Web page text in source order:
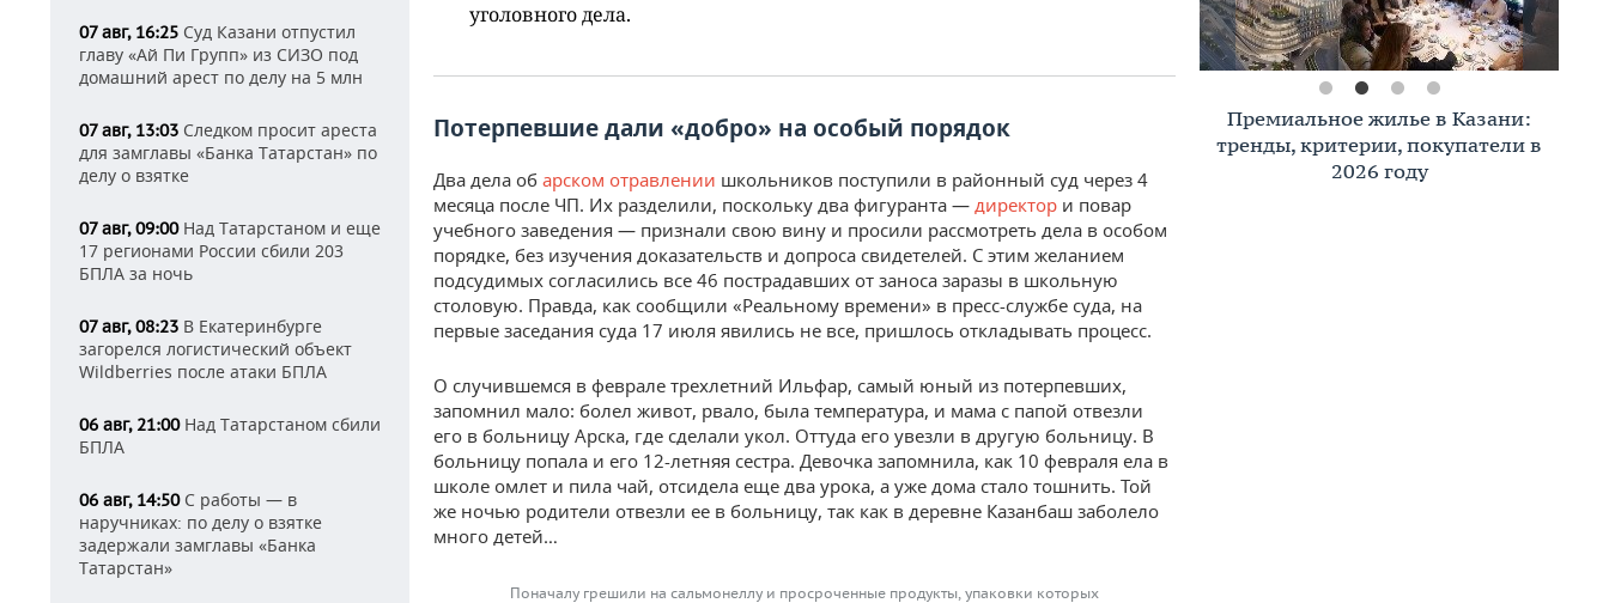
07 авг, 16:25 Суд Казани отпустил
главу «Ай Пи Групп» из СИЗО под
домашний арест по делу на 5 млн
07 авг, 13:03 Следком просит ареста
для замглавы «Банка Татарстан» по
делу о взятке
07 авг, 09:00Над Татарстаном и еще
17 регионами России сбили 203
БПЛА за ночь
07 авг, 08:23 В Екатеринбурге
загорелся логистический объект
Wildberries после атаки БПЛА
06 авг, 21:00Над Татарстаном сбили
БПЛА
06 авг, 14:50С работы — в
наручниках: по делу о взятке
задержали замглавы «Банка
Татарстан»
уголовного дела.
Потерпевшие дали «добро» на особый порядок
Два дела об арском отравлении школьников поступили в районный суд через 4
месяца после ЧП. Их разделили, поскольку два фигуранта — директор и повар
учебного заведения — признали свою вину и просили рассмотреть дела в особом
порядке, без изучения доказательств и допроса свидетелей. С этим желанием
подсудимых согласились все 46 пострадавших от заноса заразы в школьную
столовую. Правда, как сообщили «Реальному времени» в пресс-службе суда, на
первые заседания суда 17 июля явились не все, пришлось откладывать процесс.
О случившемся в феврале трехлетний Ильфар, самый юный из потерпевших,
запомнил мало: болел живот, рвало, была температура, и мама с папой отвезли
его в больницу Арска, где сделали укол. Оттуда его увезли в другую больницу. В
больницу попала и его 12-летняя сестра. Девочка запомнила, как 10 февраля ела в
школе омлет и пила чай, отсидела еще два урока, а уже дома стало тошнить. Той
же ночью родители отвезли ее в больницу, так как в деревне Казанбаш заболело
много детей…
Поначалу грешили на сальмонеллу и просроченные продукты, упаковки которых
Премиальное жилье в Казани:
тренды, критерии, покупатели в
2026 году